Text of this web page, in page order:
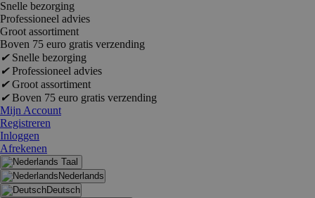
Snelle bezorging
Professioneel advies
Groot assortiment
Boven 75 euro gratis verzending
✔Snelle bezorging
✔Professioneel advies
✔Groot assortiment
✔Boven 75 euro gratis verzending
Mijn Account
Registreren
Inloggen
Afrekenen
Taal
Nederlands
Deutsch